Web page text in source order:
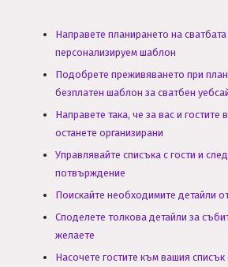
Направете планирането на
персонализируем шаблон
Подобрете преживяването при
безплатен шаблон за сватбен
Направете така, че за вас и гостите
останете организирани
Управлявайте списъка с гости и
потвърждение
Поискайте необходимите детайли
Споделете толкова детайли за
желаете
Насочете гостите към вашия